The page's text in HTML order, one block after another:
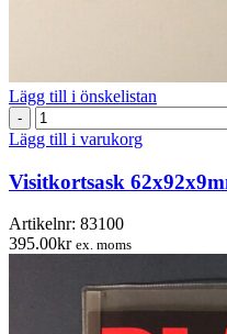
Lägg till i önskelistan
Visitkortsask
62x92x9mm
100-
pack
mängd
Lägg till i varukorg
Visitkortsask
Artikelnr: 83100
395.00kr ex. moms